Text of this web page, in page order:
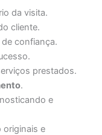
da visita.
cliente.
confiança.
prestados.
.
e
originais e